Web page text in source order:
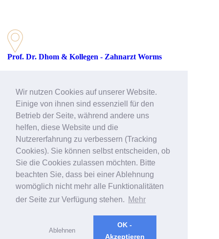
Wir nutzen Cookies auf unserer Website.
Einige von ihnen sind essenziell für den
Betrieb der Seite, während andere uns
helfen, diese Website und die
Nutzererfahrung zu verbessern (Tracking
Cookies). Sie können selbst entscheiden, ob
Sie die Cookies zulassen möchten. Bitte
beachten Sie, dass bei einer Ablehnung
womöglich nicht mehr alle Funktionalitäten
der Seite zur Verfügung stehen. Mehr
Ablehnen
OK -
Akzeptieren
Prof. Dr. Dhom & Kollegen - Zahnarzt Worms
Telefon: 06241 39512-51
E-Mail:worms@prof-dhom.de
Web:>> Zahnarzt Worms